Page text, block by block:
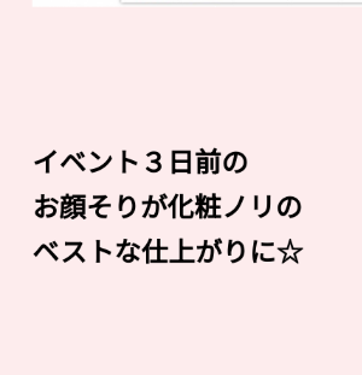
イベント３日前の
お顔そりが化粧ノリの
ベストな仕上がりに☆